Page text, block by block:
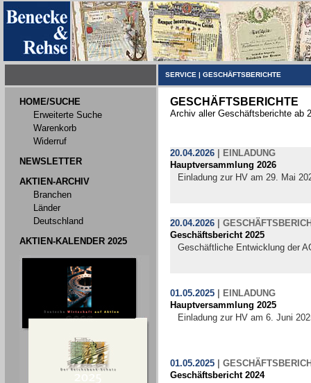
SERVICE | GESCHÄFTSBERICHTE
HOME/SUCHE
Erweiterte Suche
Warenkorb
Widerruf
NEWSLETTER
AKTIEN-ARCHIV
Branchen
Länder
Deutschland
AKTIEN-KALENDER 2025
GESCHÄFTSBERICHTE
Archiv aller Geschäftsberichte ab
20.04.2026|
EINLADUNG
Hauptversammlung 2026
Einladung zur HV am 29. Mai
20.04.2026|
Geschäftsbericht 2025
Geschäftliche Entwicklung der
01.05.2025|
EINLADUNG
Hauptversammlung 2025
Einladung zur HV am 6. Juni
01.05.2025|
Geschäftsbericht 2024